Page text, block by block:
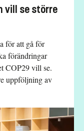
vill se större
för att gå för
förändringar
COP29 vill se.
uppföljning av